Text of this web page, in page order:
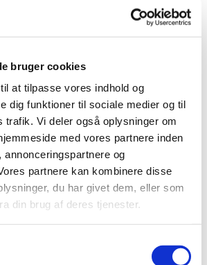
bruger cookies
at tilpasse vores indhold og
dig funktioner til sociale medier og til
trafik. Vi deler også oplysninger om
med vores partnere inden
annonceringspartnere og
partnere kan kombinere disse
du har givet dem, eller som
din brug af deres tjenester.
har besluttet, at Fixopost i
uden konserveringsmiddel skal…
cannabis i
træder i kraft den 1. januar
indføres en særlig tilskudsordning for
der er omfattet af den fireårige
får ikke generelt
tilskud
i øret), der indeholder
…